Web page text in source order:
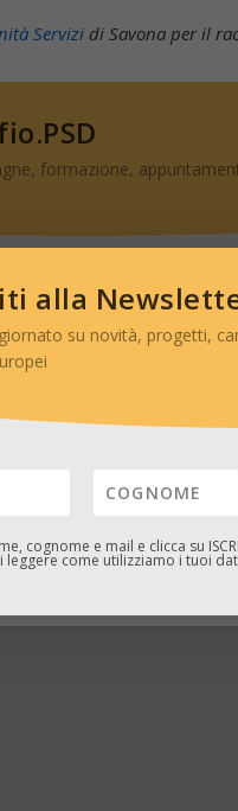
Servizi di Savona per il
formazione,
, ti verrà inviata una mail di
alla
su novità, progetti,
cognome e mail e clicca su
leggere come utilizziamo i tuoi